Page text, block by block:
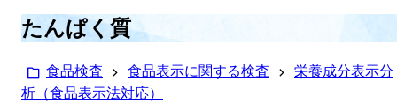
たんぱく質
食品検査 食品表示に関する検査
栄養成分表示分
析（食品表示法対応）